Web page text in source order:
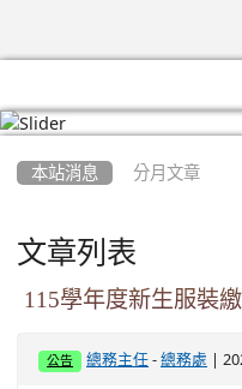
本站消息 分月文章
文章列表
115學年度新生服裝
公告 總務主任 -總務處 |